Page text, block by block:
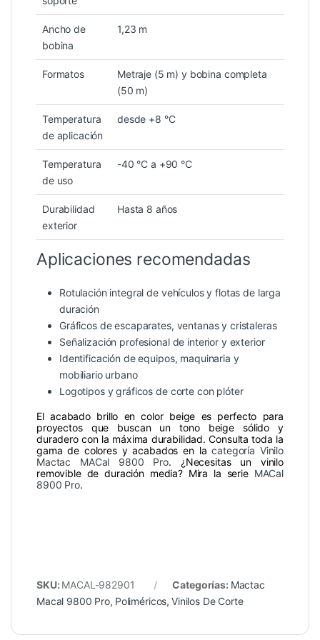
Ancho de
bobina
1,23 m
Formatos
Metraje (5 m) y bobina completa
(50 m)
Temperatura
de aplicación
desde +8 °C
Temperatura
de uso
-40 °C a +90 °C
Durabilidad
exterior
Hasta 8 años
Aplicaciones recomendadas
Rotulación integral de vehículos y flotas de larga
duración
Gráficos de escaparates, ventanas y cristaleras
Señalización profesional de interior y exterior
Identificación de equipos, maquinaria y
mobiliario urbano
Logotipos y gráficos de corte con plóter
El acabado brillo en color beige es perfecto para
proyectos que buscan un tono beige sólido y
duradero con la máxima durabilidad. Consulta toda la
gama de colores y acabados en lacategoría Vinilo
Mactac MACal 9800 Pro. ¿Necesitas un vinilo
removible de duración media? Mira la serie MACal
8900 Pro.
SKU: MACAL-982901 Categorías: Mactac
Macal 9800 Pro, Poliméricos, Vinilos De Corte